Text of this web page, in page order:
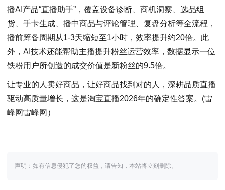
播AI产品“直播助手”，覆盖设备诊断、商机洞察、选品组
货、手卡生成、播中商品与评论管理、复盘分析等全流程，
播前筹备周期从1-3天缩短至1小时，效率提升约20倍。此
外，AI技术还能帮助主播提升粉丝运营效率，数据显示一位
铁粉用户所创造的成交价值是新粉丝的9.5倍。
让专业的人卖好商品，让好商品找到对的人，深耕品质直播
驱动高质量增长，这是淘宝直播2026年的确定性答案。(雷
峰网雷峰网）
声明：如有信息侵犯了您的权益，请告知，本站将立刻删除。